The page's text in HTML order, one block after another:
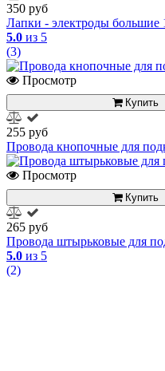
350 руб
Лапки - электроды большие
5.0 из 5
(3)
Просмотр
Купить
255 руб
Провода кнопочные для
Просмотр
Купить
265 руб
Провода штырьковые для
5.0 из 5
(2)